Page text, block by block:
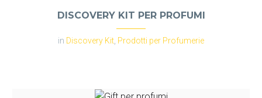
DISCOVERY KIT PER PROFUMI
in Discovery Kit Prodotti per Profumerie